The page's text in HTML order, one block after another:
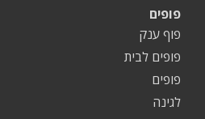
פופים
פוף ענק
פופים לבית
פופים
לגינה